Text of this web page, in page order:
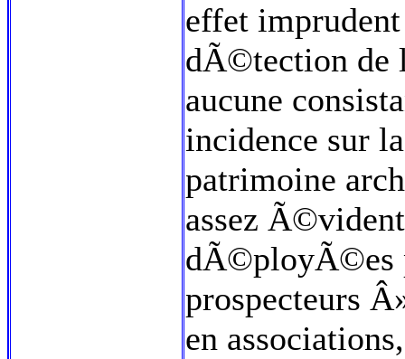
effet
dÃ©tection de
aucune
incidence sur
patrimoine
assez
dÃ©ployÃ©es
prospecteurs
en